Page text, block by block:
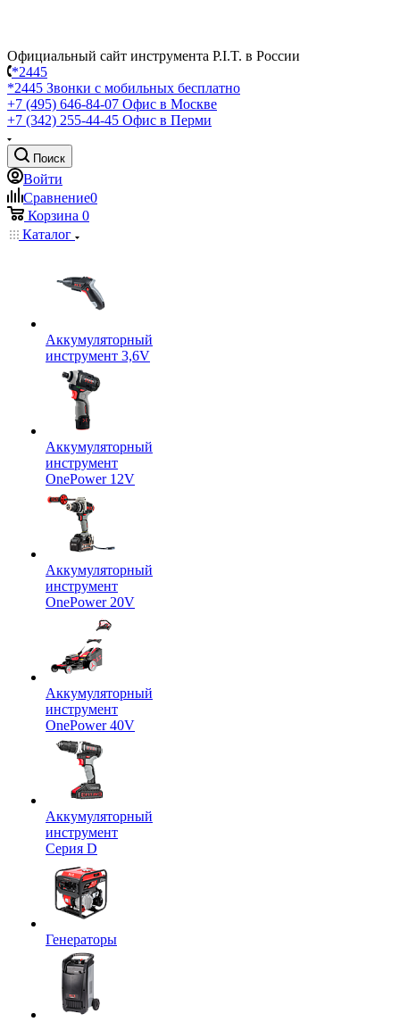
Официальный сайт инструмента P.I.T. в России
*2445
*2445 Звонки с мобильных бесплатно
+7 (495) 646-84-07 Офис в Москве
+7 (342) 255-44-45 Офис в Перми
Поиск
Войти
Сравнение0
Корзина 0
Каталог
Аккумуляторный
инструмент 3,6V
Аккумуляторный
инструмент
OnePower 12V
Аккумуляторный
инструмент
OnePower 20V
Аккумуляторный
инструмент
OnePower 40V
Аккумуляторный
инструмент
Серия D
Генераторы